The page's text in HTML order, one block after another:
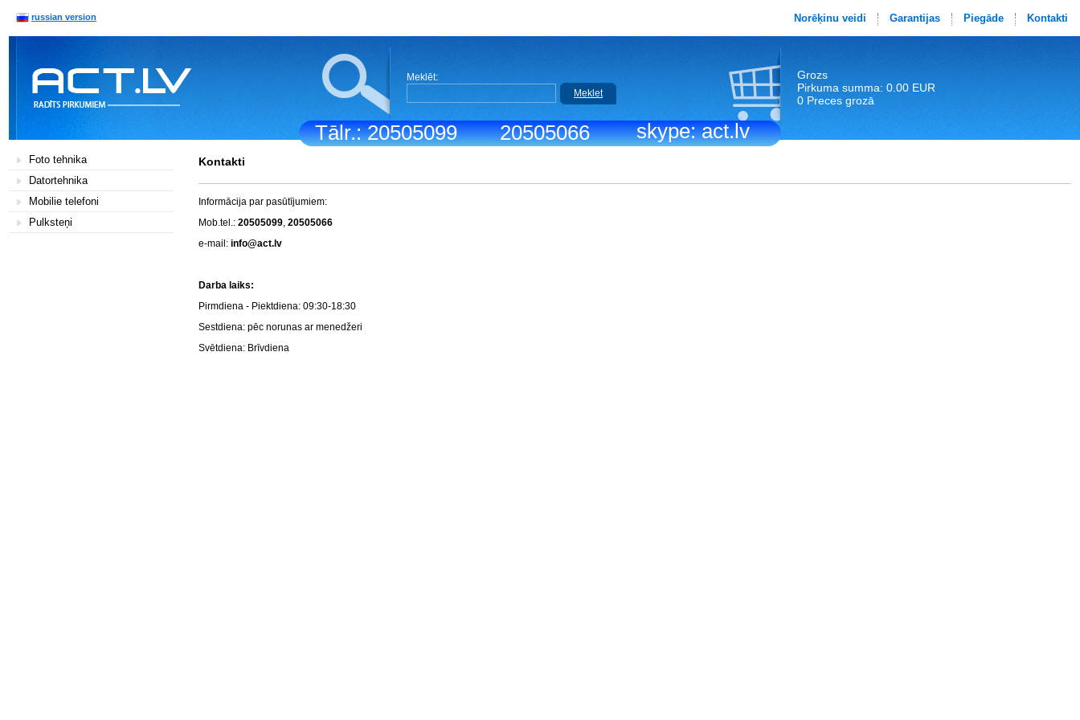
Tālr.: 20505099 20505066 skype: act.lv
russian version Norēķinu veidi Garantijas Piegāde Kontakti
Meklēt:
Meklet
Grozs
Pirkuma summa: 0.00 EUR
0 Preces grozā
Foto tehnika
Datortehnika
Mobilie telefoni
Pulksteņi
Kontakti
Informācija par pasūtījumiem:
Mob.tel.: 20505099, 20505066
e-mail: info@act.lv
Darba laiks:
Pirmdiena - Piektdiena: 09:30-18:30
Sestdiena: pēc norunas ar menedžeri
Svētdiena: Brīvdiena